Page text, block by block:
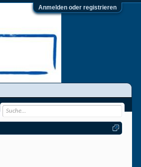
Anmelden oder registrieren